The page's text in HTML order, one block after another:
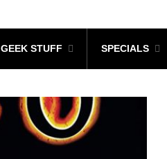
GEEK STUFF SPECIALS